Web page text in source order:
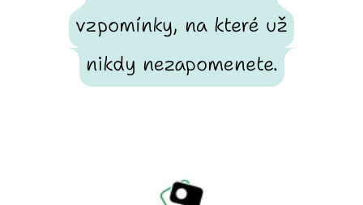
vzpomínky, na které už
nikdy nezapomenete.